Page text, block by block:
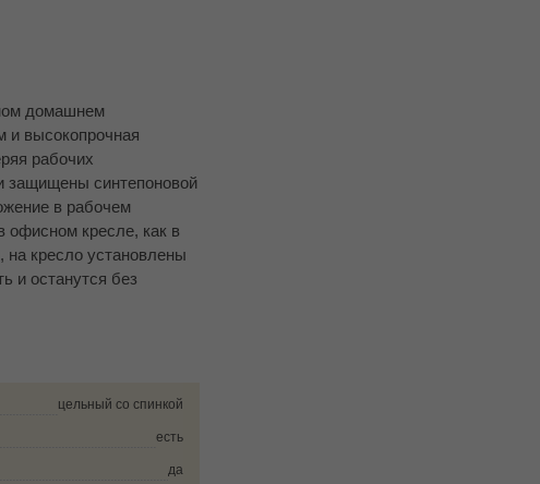
домашнем
и высокопрочная
рабочих
защищены синтепоновой
в рабочем
офисном кресле, как в
кресло установлены
и останутся без
цельный со спинкой
есть
да